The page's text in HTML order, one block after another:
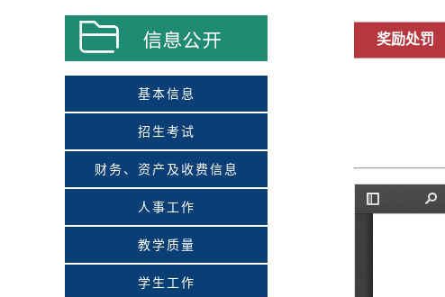
基本信息
招生考试
财务、资产及收费信息
人事工作
教学质量
学生工作
奖励处罚